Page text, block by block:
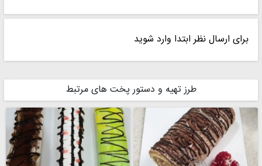
فرزانه Fatemeh Soghandi
برای ارسال نظر ابتدا وارد شوید
طرز تهیه و دستور پخت های مرتبط